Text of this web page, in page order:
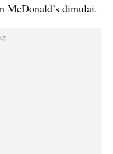
McDonald’s dimulai.